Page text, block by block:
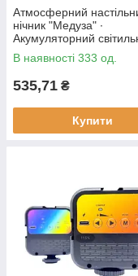
Атмосферний
нічник "Медуза" ∙
Акумуляторний
В наявності 333 од.
535,71 ₴
Купити